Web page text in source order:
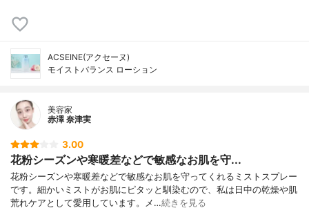
ACSEINE(アクセーヌ)
モイストバランス ローション
美容家
赤澤 奈津実
3.00
花粉シーズンや寒暖差などで敏感なお肌を守...
花粉シーズンや寒暖差などで敏感なお肌を守ってくれるミストスプレー
です。細かいミストがお肌にピタッと馴染むので、私は日中の乾燥や肌
荒れケアとして愛用しています。メ…続きを見る